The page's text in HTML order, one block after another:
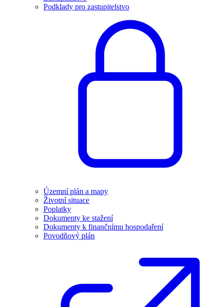
Podklady pro zastupitelstvo
Územní plán a mapy
Životní situace
Poplatky
Dokumenty ke stažení
Dokumenty k finančnímu hospodaření
Povodňový plán